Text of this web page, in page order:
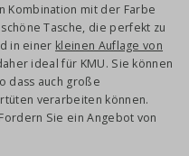
Kombination mit der Farbe
Tasche, die perfekt zu
in einer kleinen Auflage von
ideal für KMU. Sie können
dass auch große
verarbeiten können.
Sie ein Angebot von